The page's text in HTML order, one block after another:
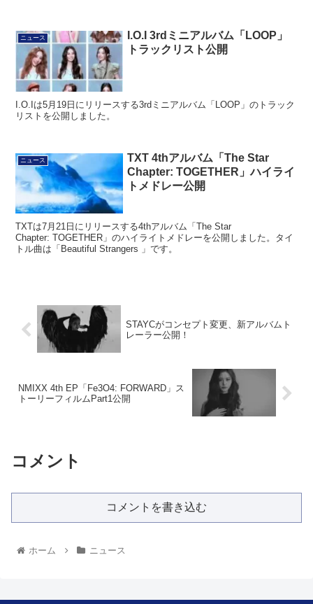
ニュース
I.O.I 3rdミニアルバム「LOOP」
トラックリスト公開
I.O.Iは5月19日にリリースする3rdミニアルバム「LOOP」のトラック
リストを公開しました。
ニュース
TXT 4thアルバム「The Star
Chapter: TOGETHER」ハイライ
トメドレー公開
TXTは7月21日にリリースする4thアルバム「The Star
Chapter: TOGETHER」のハイライトメドレーを公開しました。タイ
トル曲は「Beautiful Strangers 」です。
STAYCがコンセプト変更、新アルバムト
レーラー公開！
NMIXX 4th EP「Fe3O4: FORWARD」ス
トーリーフィルムPart1公開
コメント
コメントを書き込む
ホーム ニュース